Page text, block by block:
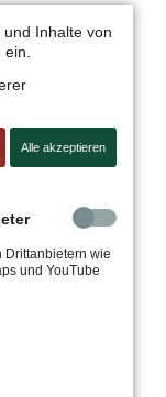
setzt sich
Zum einen
original Clan-
Tapfer und
diesem Wappen
Die lateinische
so, unsere
Inhalte von
Alle akzeptieren
Drittanbietern wie
und YouTube